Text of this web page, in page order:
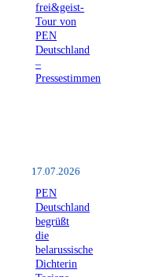
frei&geist-
Tour von
PEN
Deutschland
–
Pressestimmen
17.07.2026
PEN
Deutschland
begrüßt
die
belarussische
Dichterin